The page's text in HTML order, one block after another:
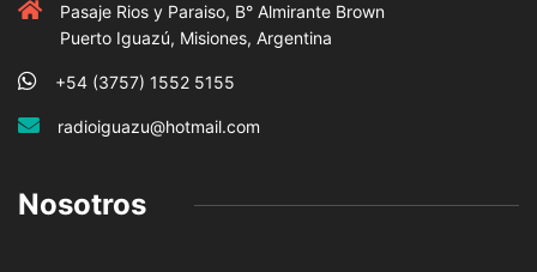
Pasaje Rios y Paraiso, B° Almirante Brown
Puerto Iguazú, Misiones, Argentina
+54 (3757) 1552 5155
radioiguazu@hotmail.com
Nosotros